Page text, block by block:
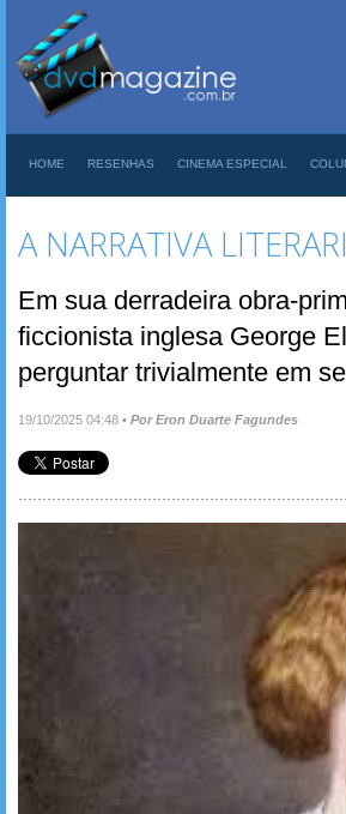
HOME RESENHAS CINEMA ESPECIAL
A NARRATIVA
Em sua derradeira obra-
ficcionista inglesa George
perguntar trivialmente em
19/10/2025 04:48 • Por Eron Duarte Fagundes